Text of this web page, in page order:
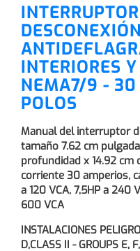
DESCONEXIÓN
INTERIORES
NEMA7/9 - 30
POLOS
Manual del interruptor
tamaño 7.62 cm
profundidad x 14.92 cm
corriente 30 amperios,
a 120 VCA, 7,5HP a 240
600 VCA
INSTALACIONES
D,CLASS II - GROUPS E,